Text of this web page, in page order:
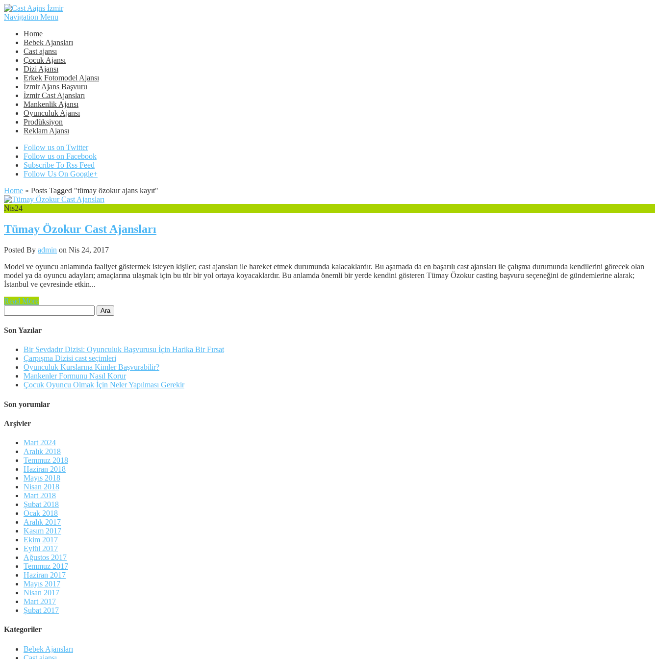
Navigation Menu
Home
Bebek Ajansları
Cast ajansı
Çocuk Ajansı
Dizi Ajansı
Erkek Fotomodel Ajansı
İzmir Ajans Başvuru
İzmir Cast Ajansları
Mankenlik Ajansı
Oyunculuk Ajansı
Prodüksiyon
Reklam Ajansı
Follow us on Twitter
Follow us on Facebook
Subscribe To Rss Feed
Follow Us On Google+
Home » Posts Tagged "tümay özokur ajans kayıt"
Nis24
Tümay Özokur Cast Ajansları
Posted By admin on Nis 24, 2017
Model ve oyuncu anlamında faaliyet göstermek isteyen kişiler; cast ajansları ile hareket etmek durumunda kalacaklardır. Bu aşamada da en başarılı cast ajansları ile çalışma durumunda kendilerini görecek olan
model ya da oyuncu adayları; amaçlarına ulaşmak için bu tür bir yol ortaya koyacaklardır. Bu anlamda önemli bir yerde kendini gösteren Tümay Özokur casting başvuru seçeneğini de gündemlerine alarak;
İstanbul ve çevresinde etkin...
Read More
Son Yazılar
Bir Sevdadır Dizisi: Oyunculuk Başvurusu İçin Harika Bir Fırsat
Çarpışma Dizisi cast seçimleri
Oyunculuk Kurslarına Kimler Başvurabilir?
Mankenler Formunu Nasıl Korur
Çocuk Oyuncu Olmak İçin Neler Yapılması Gerekir
Son yorumlar
Arşivler
Mart 2024
Aralık 2018
Temmuz 2018
Haziran 2018
Mayıs 2018
Nisan 2018
Mart 2018
Şubat 2018
Ocak 2018
Aralık 2017
Kasım 2017
Ekim 2017
Eylül 2017
Ağustos 2017
Temmuz 2017
Haziran 2017
Mayıs 2017
Nisan 2017
Mart 2017
Şubat 2017
Kategoriler
Bebek Ajansları